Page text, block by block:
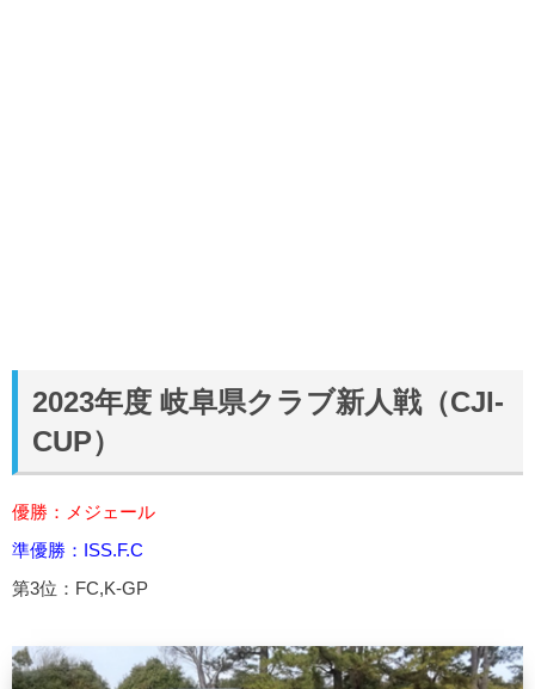
2023年度 岐阜県クラブ新人戦（CJI-
CUP）
優勝：メジェール
準優勝：ISS.F.C
第3位：FC,K-GP